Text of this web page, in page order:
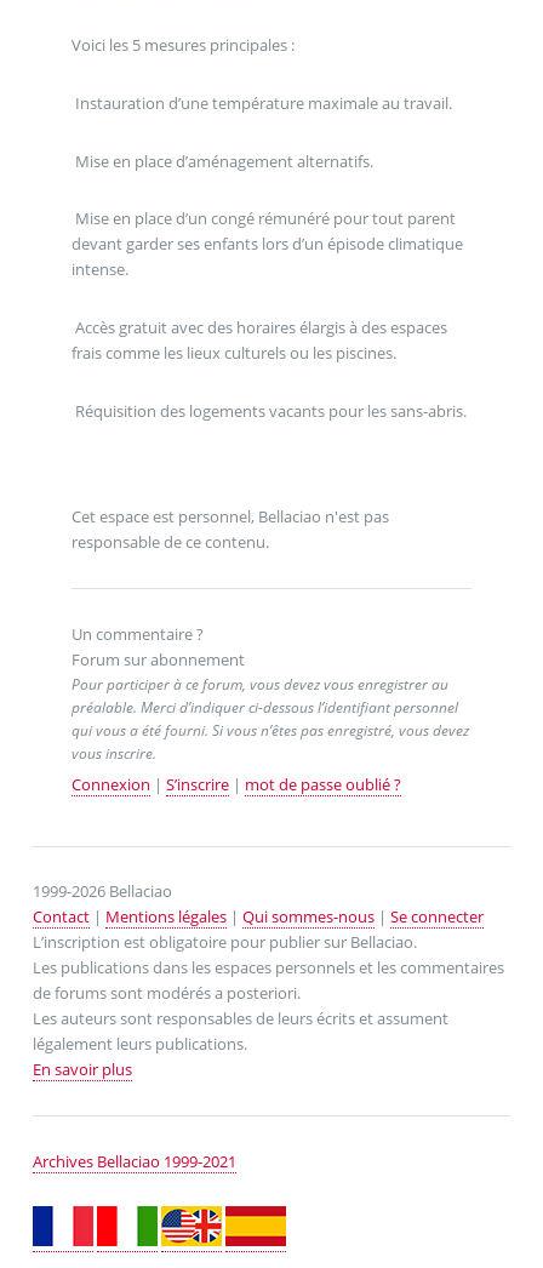
Voici les 5 mesures principales :
Instauration d’une température maximale au travail.
Mise en place d’aménagement alternatifs.
Mise en place d’un congé rémunéré pour tout parent
devant garder ses enfants lors d’un épisode climatique
intense.
Accès gratuit avec des horaires élargis à des espaces
frais comme les lieux culturels ou les piscines.
Réquisition des logements vacants pour les sans-abris.
Cet espace est personnel, Bellaciao n'est pas
responsable de ce contenu.
Un commentaire ?
Forum sur abonnement
Pour participer à ce forum, vous devez vous enregistrer au
préalable. Merci d’indiquer ci-dessous l’identifiant personnel
qui vous a été fourni. Si vous n’êtes pas enregistré, vous devez
vous inscrire.
Connexion | S’inscrire| mot de passe oublié ?
1999-2026 Bellaciao
Contact| Mentions légales| Qui sommes-nous| Se connecter
L’inscription est obligatoire pour publier sur Bellaciao.
Les publications dans les espaces personnels et les commentaires
de forums sont modérés a posteriori.
Les auteurs sont responsables de leurs écrits et assument
légalement leurs publications.
En savoir plus
Archives Bellaciao 1999-2021